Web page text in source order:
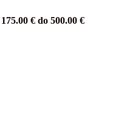
€ do 500.00 €